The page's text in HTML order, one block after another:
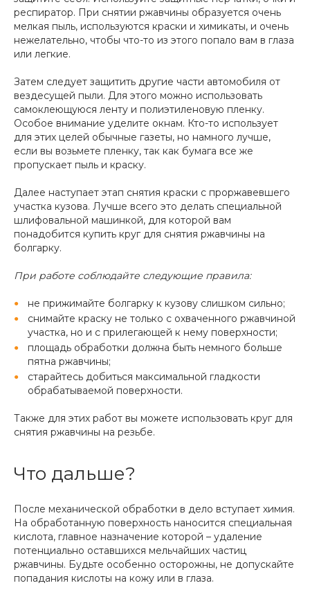
респиратор. При снятии ржавчины образуется очень
мелкая пыль, используются краски и химикаты, и очень
нежелательно, чтобы что-то из этого попало вам в глаза
или легкие.
Затем следует защитить другие части автомобиля от
вездесущей пыли. Для этого можно использовать
самоклеющуюся ленту и полиэтиленовую пленку.
Особое внимание уделите окнам. Кто-то использует
для этих целей обычные газеты, но намного лучше,
если вы возьмете пленку, так как бумага все же
пропускает пыль и краску.
Далее наступает этап снятия краски с проржавевшего
участка кузова. Лучше всего это делать специальной
шлифовальной машинкой, для которой вам
понадобится купить круг для снятия ржавчины на
болгарку.
При работе соблюдайте следующие правила:
не прижимайте болгарку к кузову слишком сильно;
снимайте краску не только с охваченного ржавчиной
участка, но и с прилегающей к нему поверхности;
площадь обработки должна быть немного больше
пятна ржавчины;
старайтесь добиться максимальной гладкости
обрабатываемой поверхности.
Также для этих работ вы можете использовать круг для
снятия ржавчины на резьбе.
Что дальше?
После механической обработки в дело вступает химия.
На обработанную поверхность наносится специальная
кислота, главное назначение которой – удаление
потенциально оставшихся мельчайших частиц
ржавчины. Будьте особенно осторожны, не допускайте
попадания кислоты на кожу или в глаза.